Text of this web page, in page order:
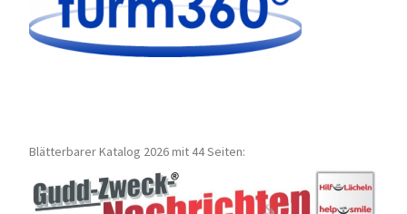
Blätterbarer Katalog 2026 mit 44 Seiten: